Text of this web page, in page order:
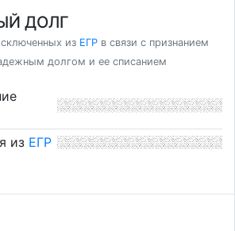
ДОЛГ
из ЕГР в связи с признанием
долгом и ее списанием
из ЕГР